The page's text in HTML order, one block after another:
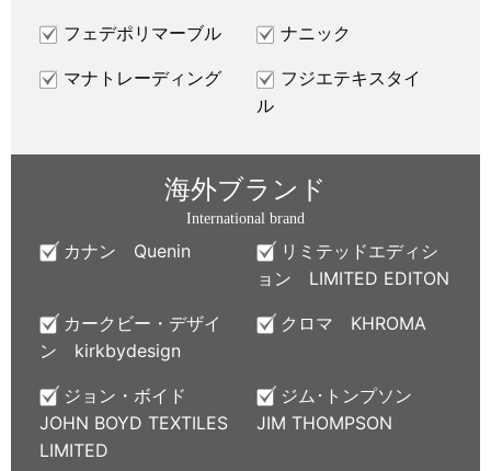
フェデポリマーブル ナニック
マナトレーディング
フジエテキスタイ
ル
海外ブランド
International brand
カナン Quenin
リミテッドエディシ
ョン LIMITED EDITON
カークビー・デザイ
ン kirkbydesign
クロマ KHROMA
ジョン・ボイド
JOHN BOYD TEXTILES
LIMITED
ジム･トンプソン
JIM THOMPSON